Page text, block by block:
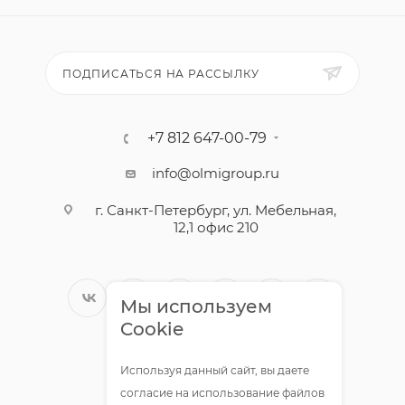
ПОДПИСАТЬСЯ НА РАССЫЛКУ
+7 812 647-00-79
info@olmigroup.ru
г. Санкт-Петербург, ул. Мебельная,
12,1 офис 210
Мы используем
Cookie
Используя данный сайт, вы даете
согласие на использование файлов